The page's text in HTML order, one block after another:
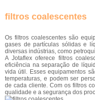
filtros coalescentes
Os filtros coalescentes são
gases de partículas sólidas e
diversas indústrias, como
A Jotaflex oferece filtros
eficiência na separação de
vida útil. Esses equipamentos
temperaturas, e podem ser
de cada cliente. Com os filtros
qualidade e a segurança dos